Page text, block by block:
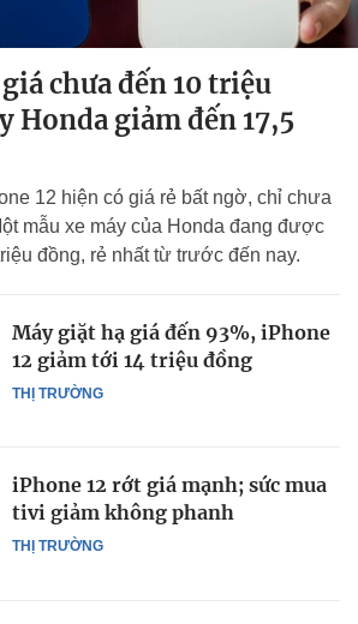
chưa đến 10 triệu
Honda giảm đến 17,5
12 hiện có giá rẻ bất ngờ, chỉ chưa
mẫu xe máy của Honda đang được
đồng, rẻ nhất từ trước đến nay.
THỊ TRƯỜNG
Máy giặt hạ giá đến 93%, iPhone
12 giảm tới 14 triệu đồng
THỊ TRƯỜNG
iPhone 12 rớt giá mạnh; sức mua
tivi giảm không phanh